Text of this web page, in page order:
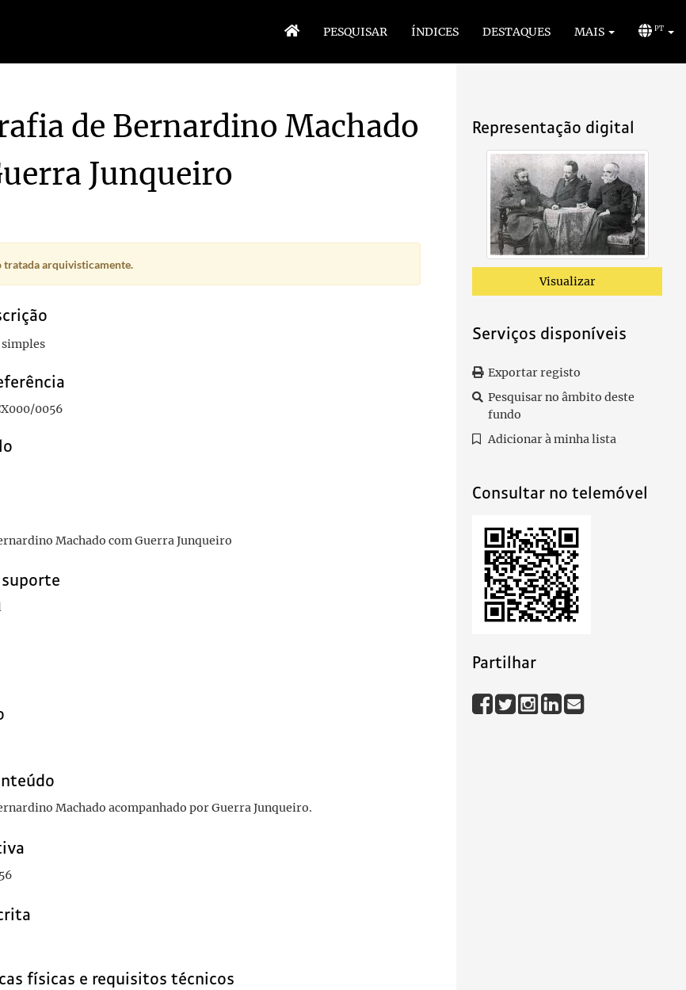
PESQUISAR ÍNDICES DESTAQUES MAIS PT
Rosa
1908-09
Representação digital
Visualizar
Serviços disponíveis
Exportar registo
Pesquisar no âmbito deste
fundo
Adicionar à minha lista
Consultar no telemóvel
Partilhar
de Bernardino Machado
Junqueiro
tratada arquivisticamente.
0056
Machado com Guerra Junqueiro
suporte
Machado acompanhado por Guerra Junqueiro.
físicas e requisitos técnicos